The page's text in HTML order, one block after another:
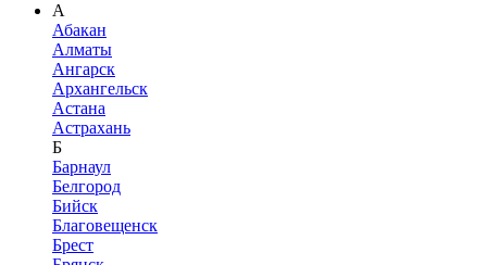
А
Абакан
Алматы
Ангарск
Архангельск
Астана
Астрахань
Б
Барнаул
Белгород
Бийск
Благовещенск
Брест